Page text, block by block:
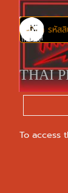
Go to content
Products
Skip
MEMBER
TPMTOOL
My Cart
Contact Us
Home
THAI
To access